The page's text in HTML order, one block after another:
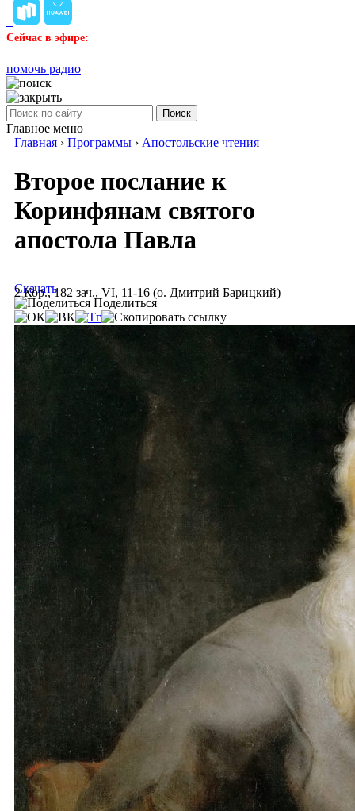
Сейчас в эфире:
помочь радио
Поиск
Главное меню
Главная › Программы › Апостольские чтения
Второе послание к
Коринфянам святого
апостола Павла
2 Кор., 182 зач., VI, 11-16 (о. Дмитрий Барицкий)
Скачать
Поделиться